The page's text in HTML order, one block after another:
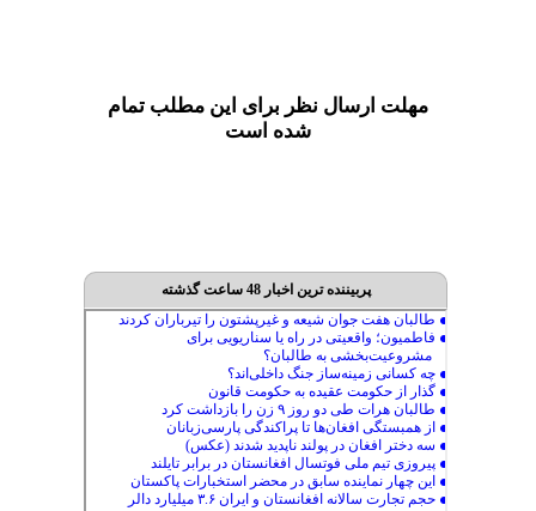
مهلت ارسال نظر برای این مطلب تمام
شده است
پربیننده ترین اخبار 48 ساعت گذشته